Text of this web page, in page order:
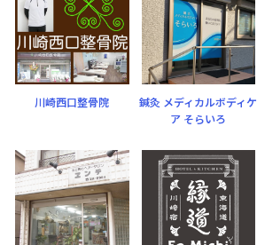
川崎西口整骨院
鍼灸 メディカルボディケ
ア そらいろ